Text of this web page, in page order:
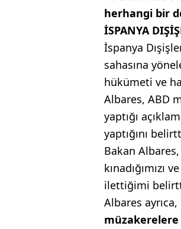
herhangi bir
İSPANYA
İspanya
sahasına
hükümeti ve
Albares, ABD
yaptığı
yaptığını
Bakan
kınadığımızı
ilettiğimi
Albares ayrıca,
müzakerelere